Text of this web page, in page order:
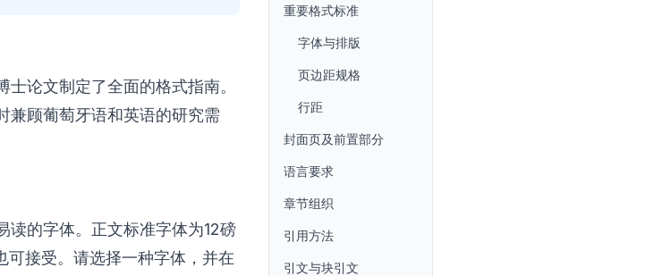
论文制定了全面的格式指南。
兼顾葡萄牙语和英语的研究需
读的字体。正文标准字体为12磅
接受。请选择一种字体，并在
重要格式标准
字体与排版
页边距规格
行距
封面页及前置部分
语言要求
章节组织
引用方法
引文与块引文